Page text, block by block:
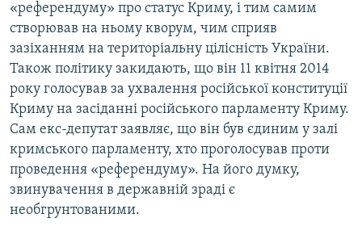
«референдуму» про статус Криму, і тим самим
створював на ньому кворум, чим сприяв
зазіханням на територіальну цілісність України.
Також політику закидають, що він 11 квітня 2014
року голосував за ухвалення російської конституції
Криму на засіданні російського парламенту Криму.
Сам екс-депутат заявляє, що він був єдиним у залі
кримського парламенту, хто проголосував проти
проведення «референдуму». На його думку,
звинувачення в державній зраді є
необгрунтованими.